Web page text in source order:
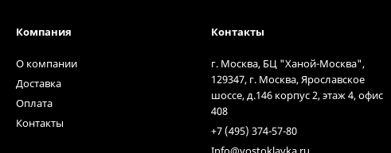
Компания
О компании
Доставка
Оплата
Контакты
Контакты
г. Москва, БЦ "Ханой-Москва",
129347, г. Москва, Ярославское
шоссе, д.146 корпус 2, этаж 4, офис
408
+7 (495) 374-57-80